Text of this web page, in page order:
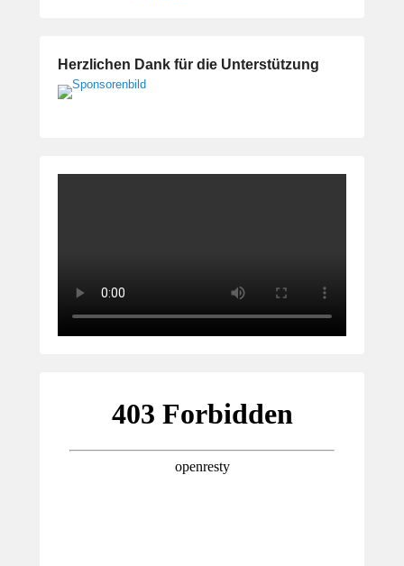
Herzlichen Dank für die Unterstützung